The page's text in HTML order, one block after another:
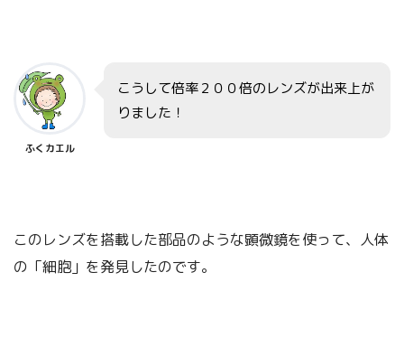
ふくカエル
こうして倍率２００倍のレンズが出来上が
りました！
このレンズを搭載した部品のような顕微鏡を使って、人体
の「細胞」を発見したのです。